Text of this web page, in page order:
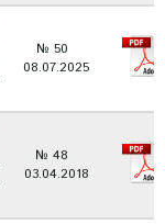
№ 50
08.07.2025
№ 48
03.04.2018